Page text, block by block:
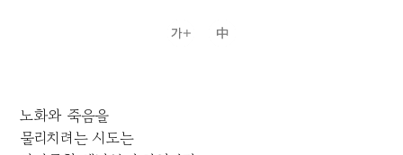
노화와 죽음을
물리치려는 시도는